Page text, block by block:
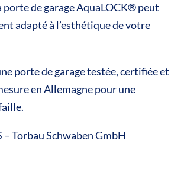
porte de garage AquaLOCK® peut
adapté à l’esthétique de votre
porte de garage testée, certifiée et
en Allemagne pour une
– Torbau Schwaben GmbH